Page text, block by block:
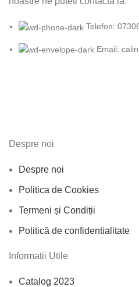
Telefon:
Email:
Despre noi
Despre noi
Politica de Cookies
Termeni și Condiții
Politică de confidentialitate
Informatii Utile
Catalog 2023